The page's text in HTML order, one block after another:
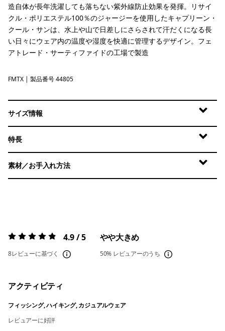
造自体が長年洗濯しても落ちない紫外線防止効果を発揮。リサイ
クル・ポリエステル100％のジャージーを使用したキャプリーン・
クール・サンは、水上や山で日差しにさらされて汗だくになる長
い日々にウェア内の温度や湿度を快適に管理するデザイン。フェ
アトレード・サーティファイドの工場で製造
Fuzzy Mauve - Moonrise Taupe X-Dye
FMTX | 製品番号 44805
サイズ情報
特長
素材／お手入れ方法
評価:4.9 / 5 4.9 / 5
8レビューに基づく
やや大きめ
50% レビュアーのうち
アクティビティ
フィッシング, ハイキング, カジュアルウェア
レビュアーに好評